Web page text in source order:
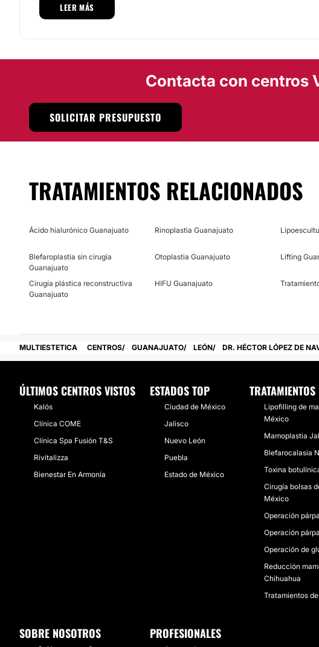
doctor.
El procedimiento es sencillo, se lleva a cabo en un par de horas, con
procedimiento es ambulatorio, es decir no es necesario que el paciente
en el hospital.
Torre Médica Santé ubicada en la ciudad de León, Guanajuato.
No
No
LEER MÁS
Contacta con centros
SOLICITAR PRESUPUESTO
TRATAMIENTOS RELACIONADOS
Ácido hialurónico Guanajuato Rinoplastia Guanajuato
Blefaroplastia sin cirugía
Guanajuato
Otoplastia Guanajuato Lifting
Cirugía plástica reconstructiva
Guanajuato
HIFU Guanajuato
MULTIESTETICA CENTROS GUANAJUATO LEÓN DR. HÉCTOR LÓPEZ DE
ÚLTIMOS CENTROS VISTOS
Kalós
Clínica COME
Clínica Spa Fusión T&S
Rivitalizza
Bienestar En Armonía
ESTADOS TOP
Ciudad de México
Jalisco
Nuevo León
Puebla
Estado de México
Lipofilling de
México
Mamoplastia
Blefarocalasia
Toxina
Cirugía bolsas
México
Operación
Operación
Operación de
Reducción
Chihuahua
Tratamientos
SOBRE NOSOTROS PROFESIONALES